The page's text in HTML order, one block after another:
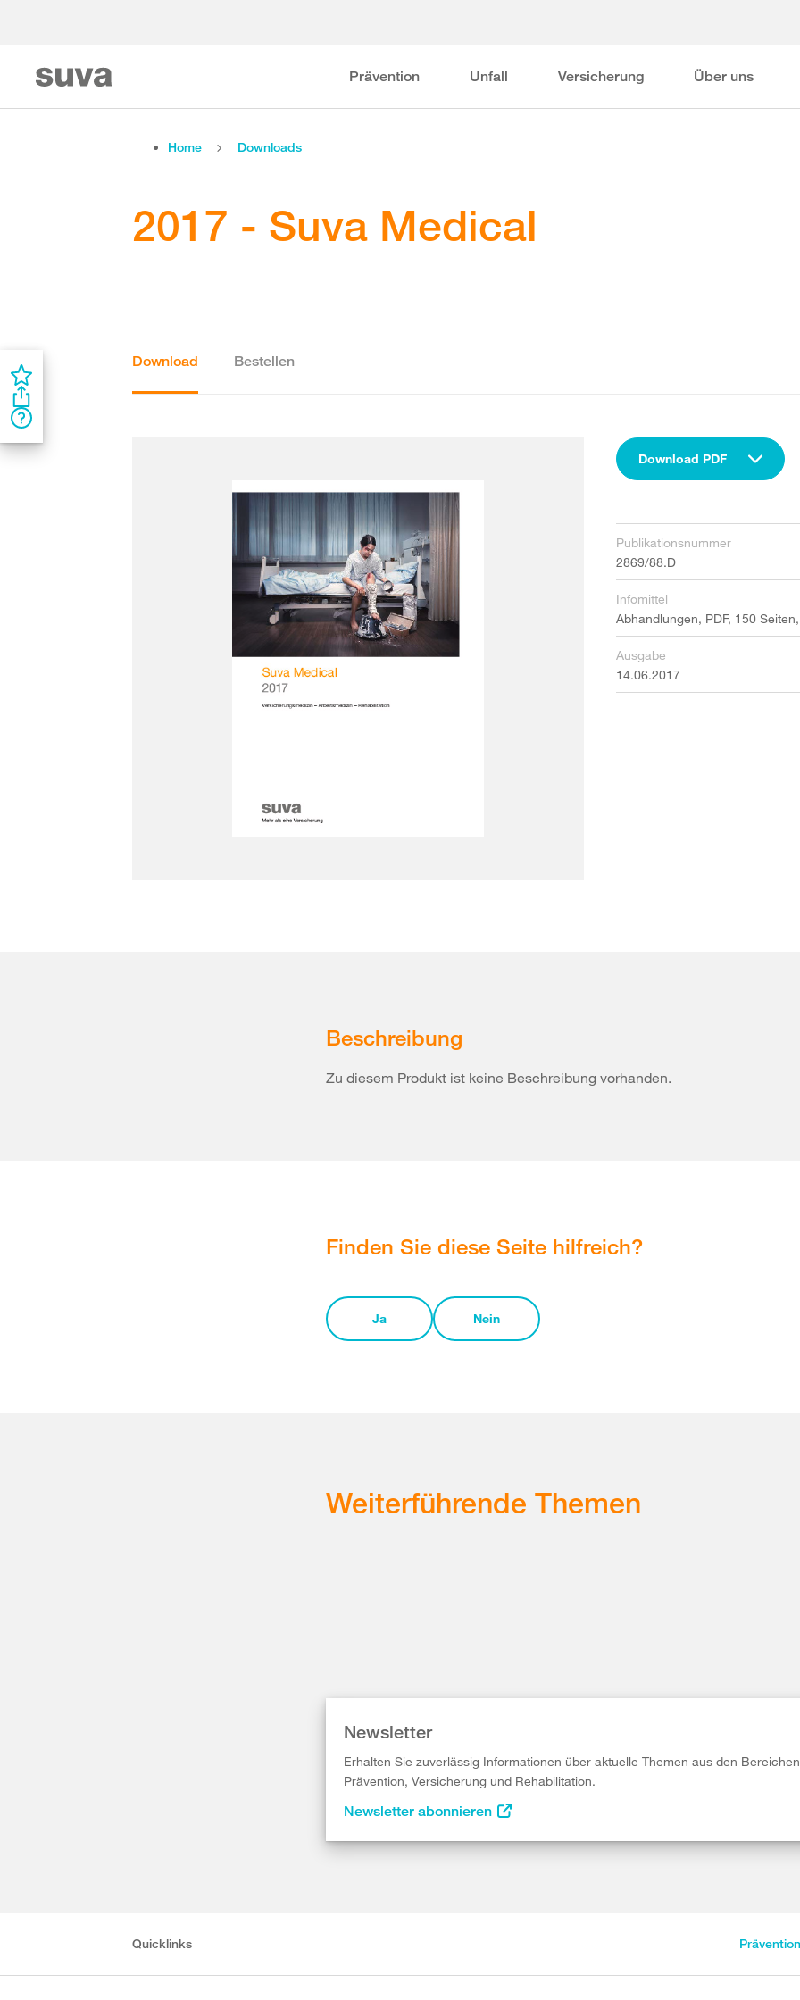
Prävention Unfall Versicherung Über uns
Home Downloads
2017 - Suva Medical
Download Bestellen
Download PDF
Publikationsnummer
2869/88.D
Infomittel
Abhandlungen, PDF, 150
Ausgabe
14.06.2017
Beschreibung
Zu diesem Produkt ist keine Beschreibung vorhanden.
Finden Sie diese Seite hilfreich?
Ja Nein
Weiterführende Themen
Newsletter
Erhalten Sie zuverlässig Informationen über aktuelle Themen aus den Bereichen
Prävention, Versicherung und Rehabilitation.
Newsletter abonnieren
Quicklinks Prävention